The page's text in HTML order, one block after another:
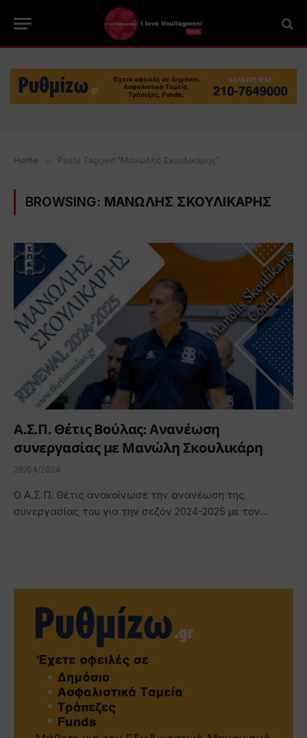
Home » Posts Tagged "Μανώλης Σκουλικάρης"
BROWSING: ΜΑΝΩΛΗΣ ΣΚΟΥΛΙΚΑΡΗΣ
Α.Σ.Π. Θέτις Βούλας: Ανανέωση
συνεργασίας με Μανώλη Σκουλικάρη
26/04/2024
Ο Α.Σ.Π. Θέτις ανακοίνωσε την ανανέωση της
συνεργασίας του για την σεζόν 2024-2025 με τον…